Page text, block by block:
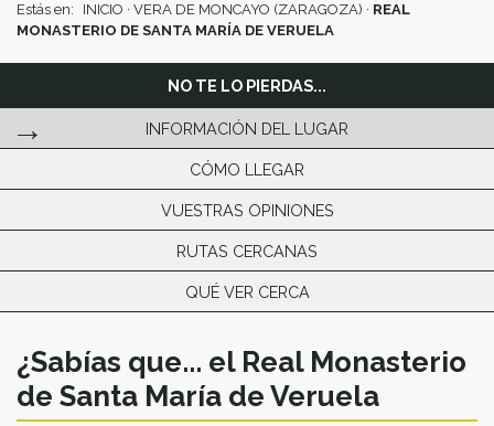
Estás en: INICIO · VERA DE MONCAYO (ZARAGOZA) · REAL
MONASTERIO DE SANTA MARÍA DE VERUELA
NO TE LO PIERDAS...
INFORMACIÓN DEL LUGAR
CÓMO LLEGAR
VUESTRAS OPINIONES
RUTAS CERCANAS
QUÉ VER CERCA
¿Sabías que... el Real Monasterio
de Santa María de Veruela